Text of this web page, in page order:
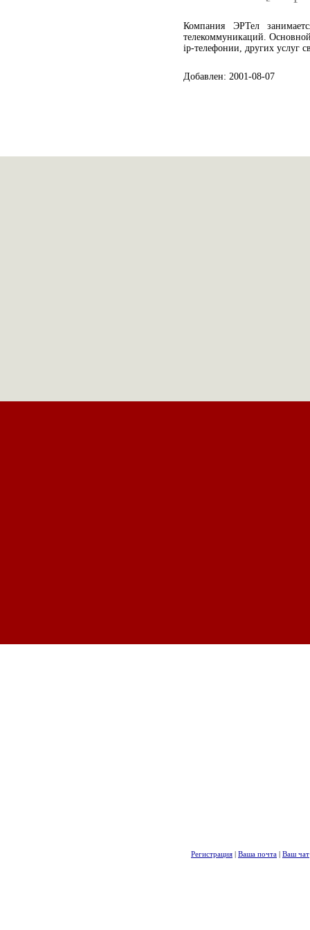
Компания ЭРТел
телекоммуникаций.
ip-телефонии, других услуг
Добавлен: 2001-08-07
Регистрация | Ваша почта | Ваш чат